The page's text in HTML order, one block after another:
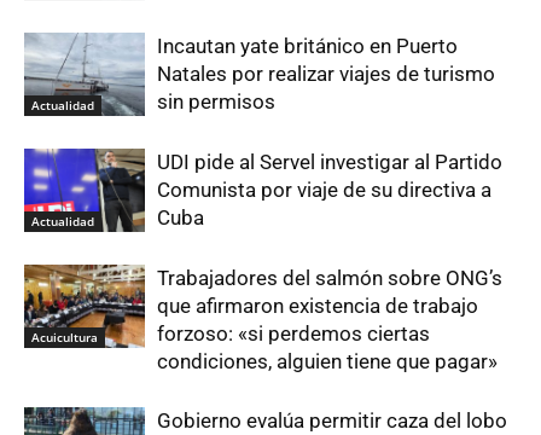
Actualidad
Incautan yate británico en Puerto
Natales por realizar viajes de turismo
sin permisos
Actualidad
UDI pide al Servel investigar al Partido
Comunista por viaje de su directiva a
Cuba
Acuicultura
Trabajadores del salmón sobre ONG’s
que afirmaron existencia de trabajo
forzoso: «si perdemos ciertas
condiciones, alguien tiene que pagar»
Gobierno evalúa permitir caza del lobo